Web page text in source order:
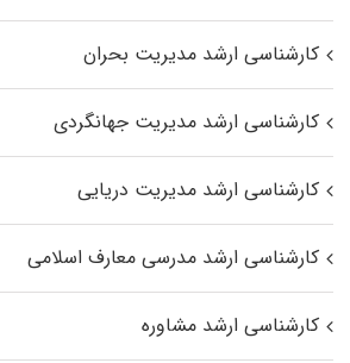
کارشناسی ارشد مدیریت بحران
کارشناسی ارشد مدیریت جهانگردی
کارشناسی ارشد مدیریت دریایی
کارشناسی ارشد مدرسی معارف اسلامی
کارشناسی ارشد مشاوره